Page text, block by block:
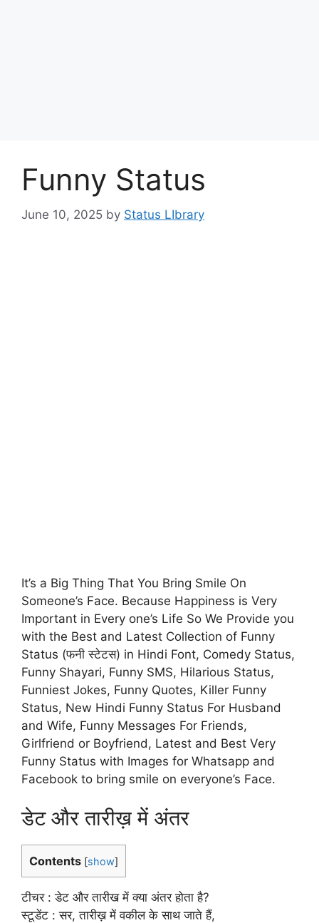
Funny Status
June 10, 2025 by Status LIbrary
It’s a Big Thing That You Bring Smile On
Someone’s Face. Because Happiness is Very
Important in Every one’s Life So We Provide you
with the Best and Latest Collection of Funny
Status (फनी स्टेटस) in Hindi Font, Comedy Status,
Funny Shayari, Funny SMS, Hilarious Status,
Funniest Jokes, Funny Quotes, Killer Funny
Status, New Hindi Funny Status For Husband
and Wife, Funny Messages For Friends,
Girlfriend or Boyfriend, Latest and Best Very
Funny Status with Images for Whatsapp and
Facebook to bring smile on everyone’s Face.
डेट और तारीख़ में अंतर
Contents [show]
टीचर : डेट और तारीख में क्या अंतर होता है?
स्टूडेंट : सर, तारीख़ में वकील के साथ जाते हैं,